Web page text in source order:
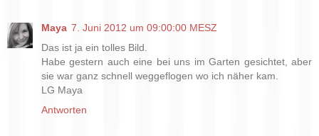
Maya 7. Juni 2012 um 09:00:00 MESZ
Das ist ja ein tolles Bild.
Habe gestern auch eine bei uns im Garten gesichtet, aber
sie war ganz schnell weggeflogen wo ich näher kam.
LG Maya
Antworten